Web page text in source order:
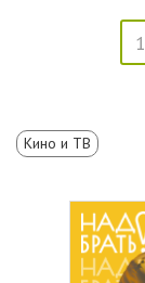
Кино и ТВ